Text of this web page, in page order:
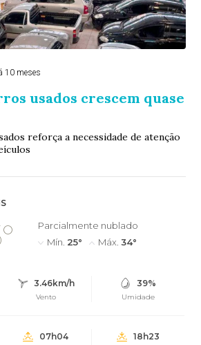
10 meses
usados crescem quase
reforça a necessidade de atenção
Parcialmente nublado
Mín. 25° Máx. 34°
3.46km/h
Vento
39%
Umidade
07h04 18h23